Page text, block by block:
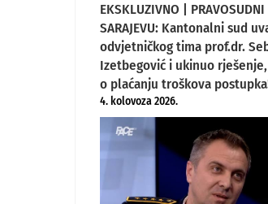
EKSKLUZIVNO | PRAVOSUDNI
SARAJEVU: Kantonalni sud
odvjetničkog tima prof.dr.
Izetbegović i ukinuo
o plaćanju troškova
4. kolovoza 2026.